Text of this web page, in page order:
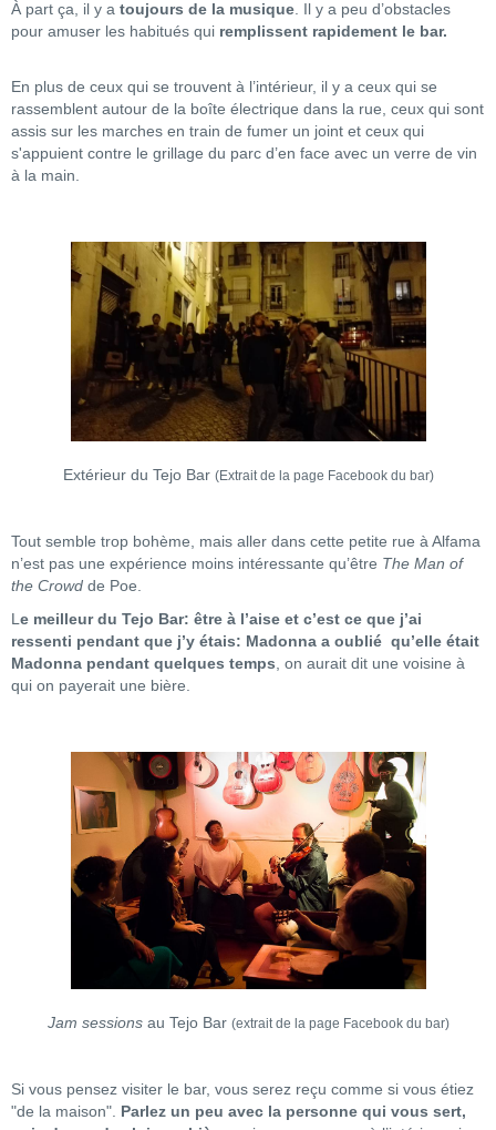
À part ça, il y a toujours de la musique . Il y a peu d’obstacles
pour amuser les habitués qui remplissent rapidement le bar.
En plus de ceux qui se trouvent à l’intérieur, il y a ceux qui se
rassemblent autour de la boîte électrique dans la rue, ceux qui sont
assis sur les marches en train de fumer un joint et ceux qui
s'appuient contre le grillage du parc d’en face avec un verre de vin
à la main.
Extérieur du Tejo Bar (Extrait de la page Facebook du bar)
Tout semble trop bohème, mais aller dans cette petite rue à Alfama
n’est pas une expérience moins intéressante qu’être The Man of
the Crowd de Poe.
Le meilleur du Tejo Bar: être à l’aise et c’est ce que j’ai
ressenti pendant que j’y étais: Madonna a oublié qu’elle était
Madonna pendant quelques temps, on aurait dit une voisine à
qui on payerait une bière.
Jam sessions au Tejo Bar (extrait de la page Facebook du bar)
Si vous pensez visiter le bar, vous serez reçu comme si vous étiez
"de la maison". Parlez un peu avec la personne qui vous sert,